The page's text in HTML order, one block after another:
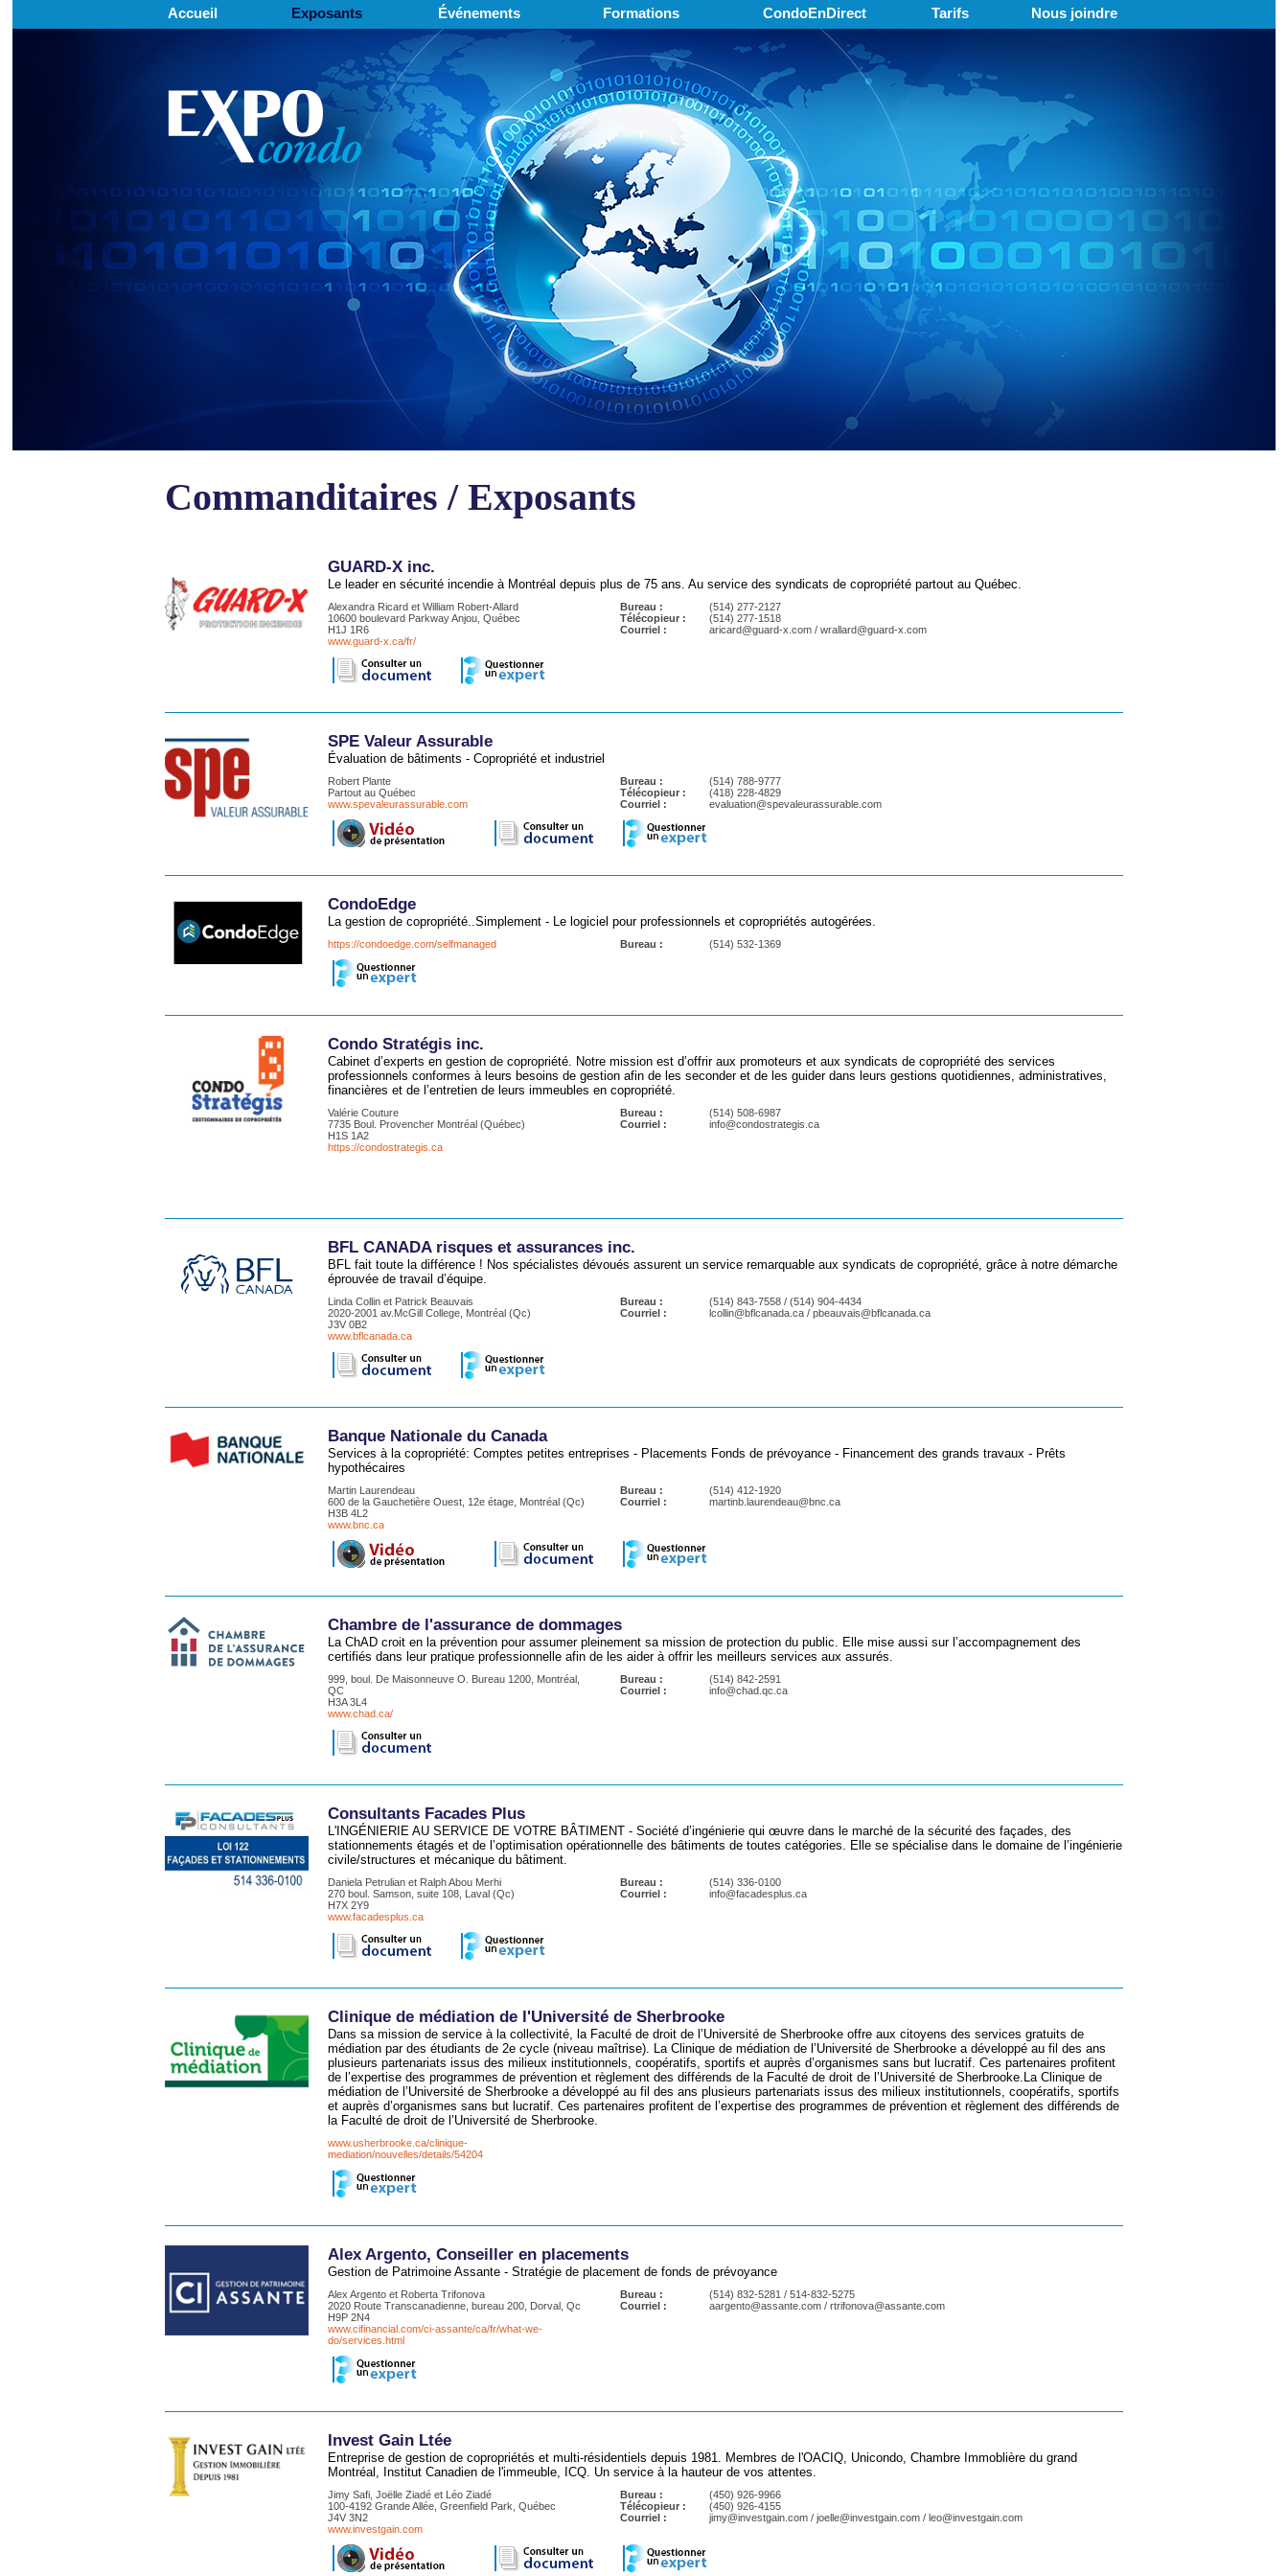
Accueil Exposants Événements Formations CondoEnDirect Tarifs Nous joindre
Commanditaires / Exposants
GUARD-X inc.
Le leader en sécurité incendie à Montréal depuis plus de 75 ans. Au service des syndicats de copropriété partout au Québec.
Alexandra Ricard et William Robert-Allard
10600 boulevard Parkway Anjou, Québec
H1J 1R6
www.guard-x.ca/fr/
Bureau :
(514) 277-2127
Télécopieur :
(514) 277-1518
Courriel :
aricard@guard-x.com / wrallard@guard-x.com
SPE Valeur Assurable
Évaluation de bâtiments - Copropriété et industriel
Robert Plante
Partout au Québec
www.spevaleurassurable.com
Bureau :
(514) 788-9777
Télécopieur :
(418) 228-4829
Courriel :
evaluation@spevaleurassurable.com
CondoEdge
La gestion de copropriété..Simplement - Le logiciel pour professionnels et copropriétés autogérées.
https://condoedge.com/selfmanaged Bureau : (514) 532-1369
Condo Stratégis inc.
Cabinet d’experts en gestion de copropriété. Notre mission est d’offrir aux promoteurs et aux syndicats de copropriété des services
professionnels conformes à leurs besoins de gestion afin de les seconder et de les guider dans leurs gestions quotidiennes, administratives,
financières et de l’entretien de leurs immeubles en copropriété.
Valérie Couture
7735 Boul. Provencher Montréal (Québec)
H1S 1A2
https://condostrategis.ca
Bureau :
(514) 508-6987
Courriel :
info@condostrategis.ca
BFL CANADA risques et assurances inc.
BFL fait toute la différence ! Nos spécialistes dévoués assurent un service remarquable aux syndicats de copropriété, grâce à notre démarche
éprouvée de travail d’équipe.
Linda Collin et Patrick Beauvais
2020-2001 av.McGill College, Montréal (Qc)
J3V 0B2
www.bflcanada.ca
Bureau :
(514) 843-7558 / (514) 904-4434
Courriel :
lcollin@bflcanada.ca / pbeauvais@bflcanada.ca
Banque Nationale du Canada
Services à la copropriété: Comptes petites entreprises - Placements Fonds de prévoyance - Financement des grands travaux - Prêts
hypothécaires
Martin Laurendeau
600 de la Gauchetière Ouest, 12e étage, Montréal (Qc)
H3B 4L2
www.bnc.ca
Bureau :
(514) 412-1920
Courriel :
martinb.laurendeau@bnc.ca
Chambre de l'assurance de dommages
La ChAD croit en la prévention pour assumer pleinement sa mission de protection du public. Elle mise aussi sur l’accompagnement des
certifiés dans leur pratique professionnelle afin de les aider à offrir les meilleurs services aux assurés.
999, boul. De Maisonneuve O. Bureau 1200, Montréal,
QC
H3A 3L4
www.chad.ca/
Bureau :
(514) 842-2591
Courriel :
info@chad.qc.ca
Consultants Facades Plus
L'INGÉNIERIE AU SERVICE DE VOTRE BÂTIMENT - Société d’ingénierie qui œuvre dans le marché de la sécurité des façades, des
stationnements étagés et de l’optimisation opérationnelle des bâtiments de toutes catégories. Elle se spécialise dans le domaine de l’ingénierie
civile/structures et mécanique du bâtiment.
Daniela Petrulian et Ralph Abou Merhi
270 boul. Samson, suite 108, Laval (Qc)
H7X 2Y9
www.facadesplus.ca
Bureau :
(514) 336-0100
Courriel :
info@facadesplus.ca
Clinique de médiation de l'Université de Sherbrooke
Dans sa mission de service à la collectivité, la Faculté de droit de l’Université de Sherbrooke offre aux citoyens des services gratuits de
médiation par des étudiants de 2e cycle (niveau maîtrise). La Clinique de médiation de l’Université de Sherbrooke a développé au fil des ans
plusieurs partenariats issus des milieux institutionnels, coopératifs, sportifs et auprès d’organismes sans but lucratif. Ces partenaires profitent
de l’expertise des programmes de prévention et règlement des différends de la Faculté de droit de l’Université de Sherbrooke.La Clinique de
médiation de l’Université de Sherbrooke a développé au fil des ans plusieurs partenariats issus des milieux institutionnels, coopératifs, sportifs
et auprès d’organismes sans but lucratif. Ces partenaires profitent de l’expertise des programmes de prévention et règlement des différends de
la Faculté de droit de l’Université de Sherbrooke.
www.usherbrooke.ca/clinique-
mediation/nouvelles/details/54204
Alex Argento, Conseiller en placements
Gestion de Patrimoine Assante - Stratégie de placement de fonds de prévoyance
Alex Argento et Roberta Trifonova
2020 Route Transcanadienne, bureau 200, Dorval, Qc
H9P 2N4
www.cifinancial.com/ci-assante/ca/fr/what-we-
do/services.html
Bureau :
(514) 832-5281 / 514-832-5275
Courriel :
aargento@assante.com / rtrifonova@assante.com
Invest Gain Ltée
Entreprise de gestion de copropriétés et multi-résidentiels depuis 1981. Membres de l'OACIQ, Unicondo, Chambre Immoblière du grand
Montréal, Institut Canadien de l'immeuble, ICQ. Un service à la hauteur de vos attentes.
Jimy Safi, Joëlle Ziadé et Léo Ziadé
100-4192 Grande Allée, Greenfield Park, Québec
J4V 3N2
www.investgain.com
Bureau :
(450) 926-9966
Télécopieur :
(450) 926-4155
Courriel :
jimy@investgain.com / joelle@investgain.com / leo@investgain.com